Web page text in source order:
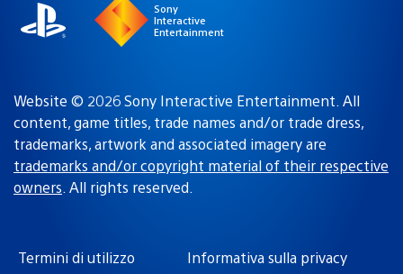
Sony
Interactive
Entertainment
Website © 2026 Sony Interactive Entertainment. All
content, game titles, trade names and/or trade dress,
trademarks, artwork and associated imagery are
trademarks and/or copyright material of their respective
owners. All rights reserved.
Termini di utilizzo Informativa sulla privacy